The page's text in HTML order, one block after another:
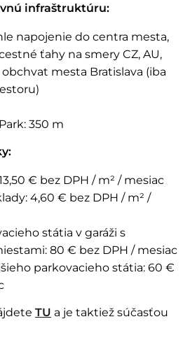
infraštruktúru:
napojenie do centra mesta,
ťahy na smery CZ, AU,
mesta Bratislava (iba
350 m
€ bez DPH / m² / mesiac
4,60 € bez DPH / m² /
státia v garáži s
80 € bez DPH / mesiac
parkovacieho státia: 60 €
TU a je taktiež súčasťou